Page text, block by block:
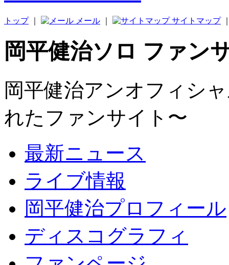
トップ｜ メール サイトマップ
岡平健治ソロ ファン
岡平健治アンオフィシ
れたファンサイト〜
最新ニュース
ライブ情報
岡平健治プロフィール
ディスコグラフィ